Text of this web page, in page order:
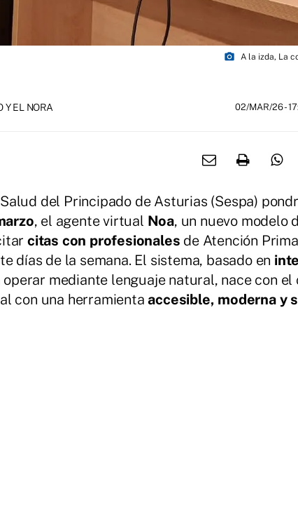
photo_camera A la izda, La
Y EL NORA 02/MAR/26-
del Principado de Asturias (Sespa)
, el agente virtual Noa, un nuevo modelo
citas con profesionales de Atención
días de la semana. El sistema, basado en
operar mediante lenguaje natural, nace con
con una herramientaaccesible, moderna y